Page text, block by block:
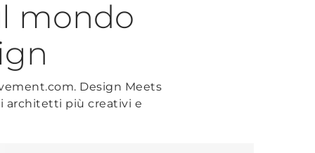
mondo
Design Meets
architetti più creativi e